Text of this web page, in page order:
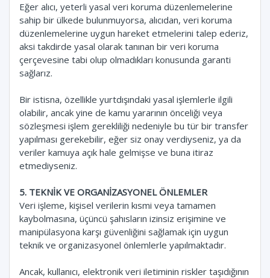
Eğer alıcı, yeterli yasal veri koruma düzenlemelerine
sahip bir ülkede bulunmuyorsa, alıcıdan, veri koruma
düzenlemelerine uygun hareket etmelerini talep ederiz,
aksi takdirde yasal olarak tanınan bir veri koruma
çerçevesine tabi olup olmadıkları konusunda garanti
sağlarız.
Bir istisna, özellikle yurtdışındaki yasal işlemlerle ilgili
olabilir, ancak yine de kamu yararının önceliği veya
sözleşmesi işlem gerekliliği nedeniyle bu tür bir transfer
yapılması gerekebilir, eğer siz onay verdiyseniz, ya da
veriler kamuya açık hale gelmişse ve buna itiraz
etmediyseniz.
5. TEKNİK VE ORGANİZASYONEL ÖNLEMLER
Veri işleme, kişisel verilerin kısmi veya tamamen
kaybolmasına, üçüncü şahısların izinsiz erişimine ve
manipülasyona karşı güvenliğini sağlamak için uygun
teknik ve organizasyonel önlemlerle yapılmaktadır.
Ancak, kullanıcı, elektronik veri iletiminin riskler taşıdığının